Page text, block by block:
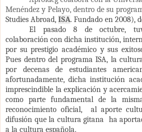
Menéndez y Pelayo, dentro de su
Studies Abroad, ISA. Fundado en 2008),
El pasado 8 de octubre,
colaboración con dicha institución,
por su prestigio académico y sus
Pues dentro del programa ISA, la
por decenas de estudiantes
afortunadamente, dicha institución
imprescindible la explicación y
como parte fundamental de la
reconocimiento oficial, al aporte
difusión que la cultura gitana ha
a la cultura española.